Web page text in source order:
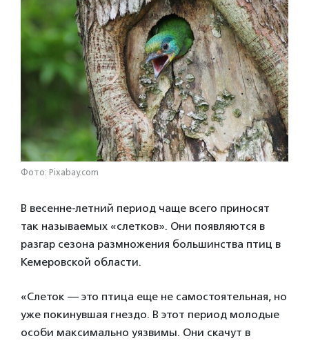
Фото: Pixabay.com
В весенне-летний период чаще всего приносят
так называемых «слетков». Они появляются в
разгар сезона размножения большинства птиц в
Кемеровской области.
«Слеток — это птица еще не самостоятельная, но
уже покинувшая гнездо. В этот период молодые
особи максимально уязвимы. Они скачут в